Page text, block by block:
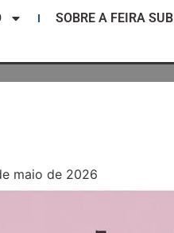
SOBRE A FEIRA SUB
maio de 2026